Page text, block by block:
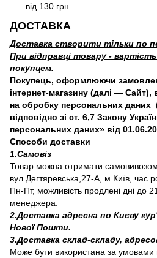
від 130 грн.
ДОСТАВКА
Доставка створити тільки по
При відправці товару -
покупцем.
Покупець, оформлюючи
інтернет-магазину (далі — Сайт),
на обробку персональних даних
відповідно зі ст. 6,7 Закону
персональних даних» від
Способи доставки
1.Самовіз
Товар можна отримати
вул.Дегтяревська,27-А, м.Київ, час
Пн-Пт, можливість продлені дні до
менеджера.
2.Доставка адресна по Києву
Нової Пошти.
3.Доставка склад-складу,
Може бути використана за умовами